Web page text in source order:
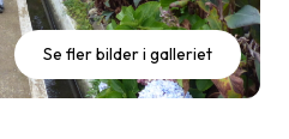
Se fler bilder i galleriet